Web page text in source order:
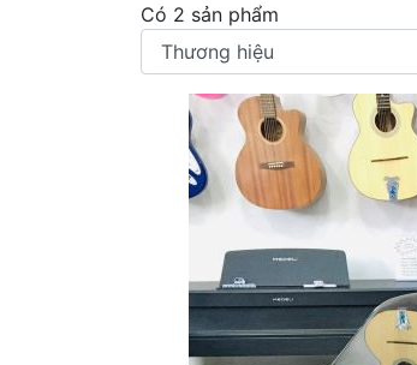
Có 2 sản phẩm